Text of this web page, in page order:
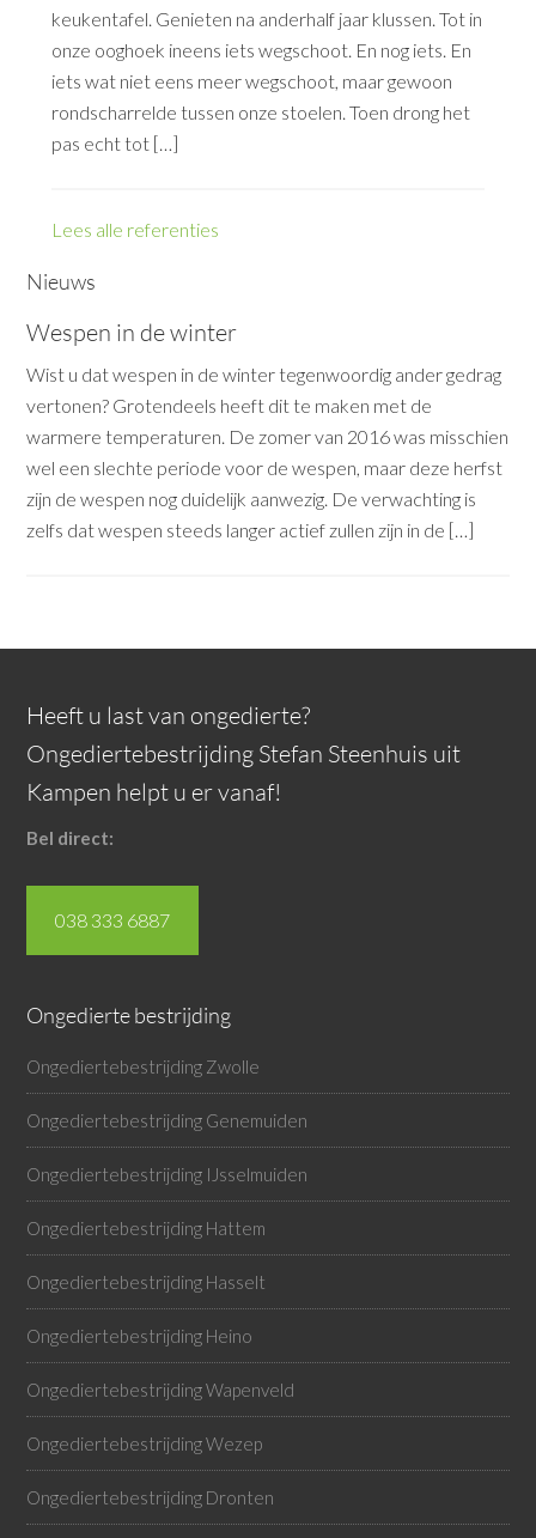
keukentafel. Genieten na anderhalf jaar klussen. Tot in
onze ooghoek ineens iets wegschoot. En nog iets. En
iets wat niet eens meer wegschoot, maar gewoon
rondscharrelde tussen onze stoelen. Toen drong het
pas echt tot […]
Lees alle referenties
Nieuws
Wespen in de winter
Wist u dat wespen in de winter tegenwoordig ander gedrag
vertonen? Grotendeels heeft dit te maken met de
warmere temperaturen. De zomer van 2016 was misschien
wel een slechte periode voor de wespen, maar deze herfst
zijn de wespen nog duidelijk aanwezig. De verwachting is
zelfs dat wespen steeds langer actief zullen zijn in de […]
Heeft u last van ongedierte?
Ongediertebestrijding Stefan Steenhuis uit
Kampen helpt u er vanaf!
Bel direct:
038 333 6887
Ongedierte bestrijding
Ongediertebestrijding Zwolle
Ongediertebestrijding Genemuiden
Ongediertebestrijding IJsselmuiden
Ongediertebestrijding Hattem
Ongediertebestrijding Hasselt
Ongediertebestrijding Heino
Ongediertebestrijding Wapenveld
Ongediertebestrijding Wezep
Ongediertebestrijding Dronten